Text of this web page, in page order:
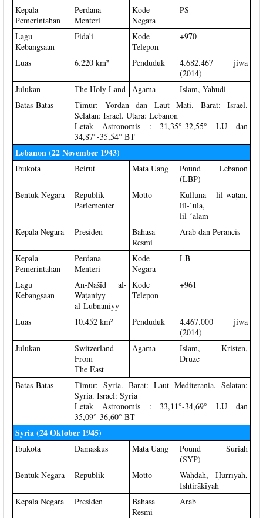
Kepala
Pemerintahan
Perdana
Menteri
Kode
Negara
PS
Lagu
Kebangsaan
Fida'i
Kode
Telepon
+970
Luas 6.220 km² Penduduk
4.682.467 jiwa
(2014)
Julukan
The Holy Land Agama
Islam, Yahudi
Batas-Batas
Timur: Yordan dan Laut Mati. Barat: Israel.
Selatan: Israel. Utara: Lebanon
Letak Astronomis : 31,35°-32,55° LU dan
34,87°-35,54° BT
Lebanon (22 November 1943)
Ibukota Beirut Mata Uang
Pound Lebanon
(LBP)
Bentuk Negara
Republik
Parlementer
Motto
Kullunā lil-waṭan,
lil-ʻula,
lil-ʻalam
Kepala Negara
Presiden
Bahasa
Resmi
Arab dan Perancis
Kepala
Pemerintahan
Perdana
Menteri
Kode
Negara
LB
Lagu
Kebangsaan
An-Našīd al-
Waṭaniyy
al-Lubnāniyy
Kode
Telepon
+961
Luas 10.452 km² Penduduk
4.467.000 jiwa
(2014)
Julukan
Switzerland
From
The East
Agama
Islam, Kristen,
Druze
Batas-Batas
Timur: Syria. Barat: Laut Mediterania. Selatan:
Syria. Israel: Syria
Letak Astronomis : 33,11°-34,69° LU dan
35,09°-36,60° BT
Syria (24 Oktober 1945)
Ibukota Damaskus Mata Uang
Pound Suriah
(SYP)
Bentuk Negara
Republik Motto
Waḥdah, Ḥurrīyah,
Ishtirākīyah
Kepala Negara
Presiden
Bahasa
Resmi
Arab